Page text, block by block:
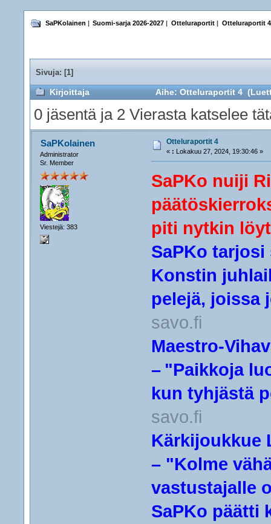
SaPKolainen | Suomi-sarja 2026-2027 | Otteluraportit | Otteluraportit 4
Sivuja: [1]
Kirjoittaja Aihe: Otteluraportit 4
0 jäsentä ja 2 Vierasta katselee
SaPKolainen
Administrator
Sr. Member
Viestejä: 383
Otteluraportit 4
« : Lokakuu 27, 2024, 19:30:46 »
SaPKo nuiji
piti nytkin
SaPKo
Konstin
pelejä, joissa
savo.fi
Maestro-​
– "Paikkoja
kun tyhjästä
savo.fi
Kärkijoukkue
– "Kolme
vastustajalle
SaPKo päätti